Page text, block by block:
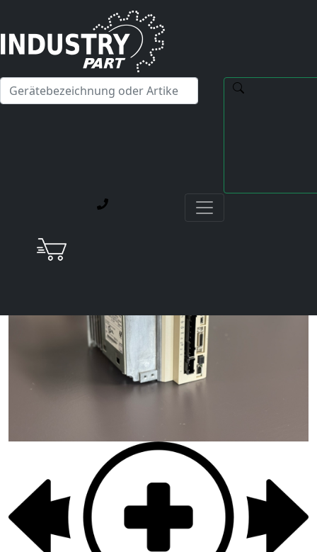
Hallo! Ich kann Ihnen gerne bei Fragen zu unseren
Servicedienstleistungen weiterhelfen.
5R4D11A020000 mit Fehler A.410 Unterspannung